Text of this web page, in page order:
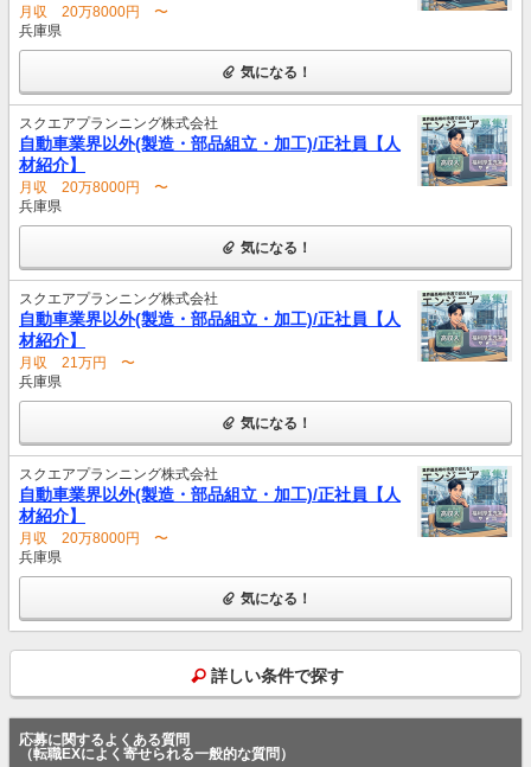
月収 20万8000円 〜
兵庫県
気になる！
スクエアプランニング株式会社
自動車業界以外(製造・部品組立・加工)/正社員【人
材紹介】
月収 20万8000円 〜
兵庫県
気になる！
スクエアプランニング株式会社
自動車業界以外(製造・部品組立・加工)/正社員【人
材紹介】
月収 21万円 〜
兵庫県
気になる！
スクエアプランニング株式会社
自動車業界以外(製造・部品組立・加工)/正社員【人
材紹介】
月収 20万8000円 〜
兵庫県
気になる！
詳しい条件で探す
応募に関するよくある質問
（転職EXによく寄せられる一般的な質問）